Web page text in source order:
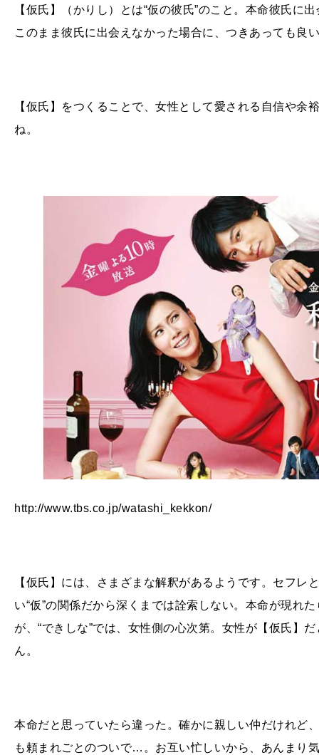
【仮氏】（かりし）とは“仮の彼氏”のこと。本命彼氏に
このまま彼氏に出会えなかった場合に、つきあっても良
【仮氏】をつくることで、女性として愛される自信や余
ね。
http://www.tbs.co.jp/watashi_kekkon/
【仮氏】には、さまざまな解釈があるようです。セフレ
い“仮”の関係だから深くまでは詮索しない。本命が現れ
が、“できしな”では、女性側の心次第。女性が【仮氏】
ん。
本命だと思っていたら違った。確かに親しい仲だけれど
も頼まれごとのついで…。お互い忙しいから、あんまり